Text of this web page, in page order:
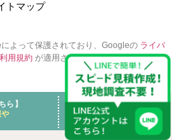
トマップ
よって保護されており、Googleの ライバ
利用規約 が適用されます。
ら】
や